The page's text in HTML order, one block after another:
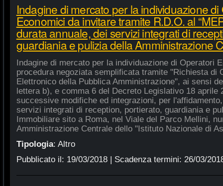
Indagine di mercato per la individuazione
Economici da invitare tramite R.D.O. al
durata annuale, dei servizi integrati di
guardiania e pulizia della Amministrazione
Indagine di mercato per la individuazione di Operatori
procedura negoziata semplificata tramite "Richiesta di
Elettronico della Pubblica Amministrazione", ai sensi
lettera b), e comma 6 del Decreto Legislativo 18 aprile
successive modifiche ed integrazioni, per
servizi integrati di reception, portierato, guardiania e
Immobiliare sito a Roma, nel Viale del Parco Mellini,
Amministrazione Centrale dello "Istituto Nazionale di
Tipologia: Altro
Pubblicato il: 19/03/2018| Scadenza termini: 26/03/